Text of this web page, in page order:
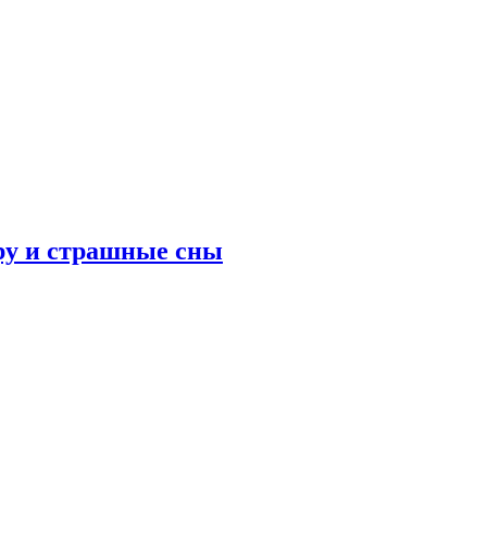
и страшные сны